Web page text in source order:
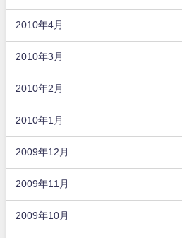
2010年4月
2010年3月
2010年2月
2010年1月
2009年12月
2009年11月
2009年10月